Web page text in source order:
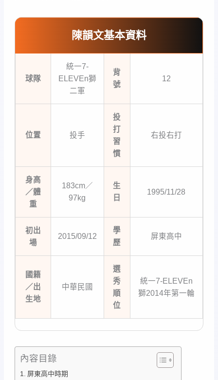
陳韻文基本資料
球隊
統一7-
ELEVEn獅
二軍
背
號
12
位置 投手
投
打
習
慣
右投右打
身高
／體
重
183cm／
97kg
生
日
1995/11/28
初出
場
2015/09/12
學
歷
屏東高中
國籍
／出
生地
中華民國
選
秀
順
位
統一7-ELEVEn
獅2014年第一輪
內容目錄
屏東高中時期